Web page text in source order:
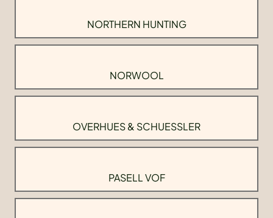
NORTHERN HUNTING
NORWOOL
OVERHUES & SCHUESSLER
PASELL VOF